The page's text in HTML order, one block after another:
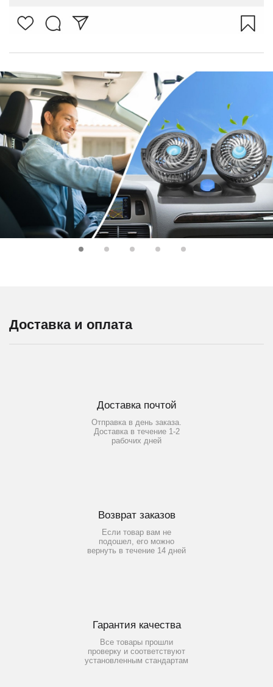
Доставка и оплата
Доставка почтой
Отправка в день заказа.
Доставка в течение 1-2
рабочих дней
Возврат заказов
Если товар вам не
подошел, его можно
вернуть в течение 14 дней
Гарантия качества
Все товары прошли
проверку и соответствуют
установленным стандартам